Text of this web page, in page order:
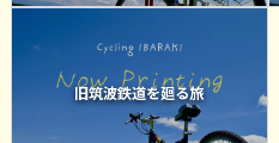
旧筑波鉄道を廻る旅